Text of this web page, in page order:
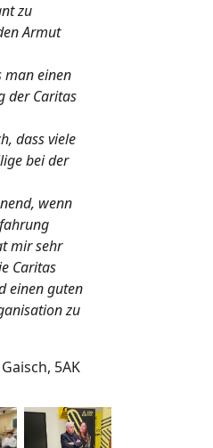
zu
Armut
man einen
der Caritas
dass viele
bei der
wenn
mir sehr
Caritas
einen guten
zu
5AK